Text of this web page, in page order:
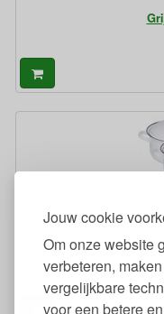
Jouw cookie
Om onze website
verbeteren,
vergelijkbare
voor een betere